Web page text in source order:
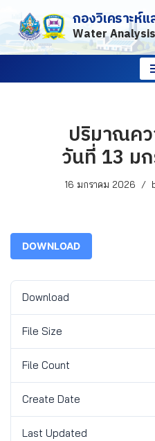
Skip
to
กองวิเคราะห์
Water
ปริมาณค
วันที่ 13 ม
16 มกราคม 2026
DOWNLOAD
Download
File Size
File Count
Create Date
Last Updated